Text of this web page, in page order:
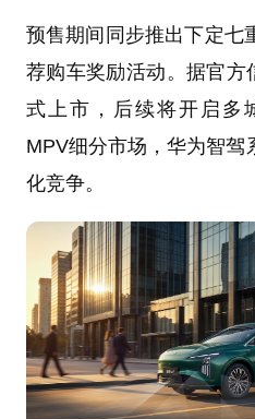
预售期间同步推出下定七
荐购车奖励活动。据官方
式上市，后续将开启多
MPV细分市场，华为智驾
化竞争。